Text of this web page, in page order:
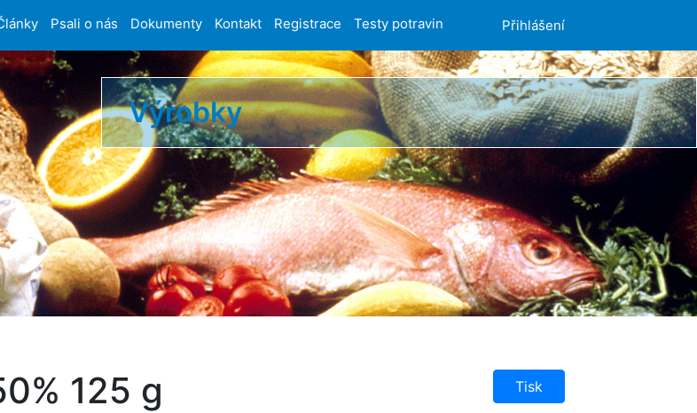
Psali o nás Dokumenty Kontakt Registrace Testy potravin Přihlášení
Výrobky
125 g Tisk